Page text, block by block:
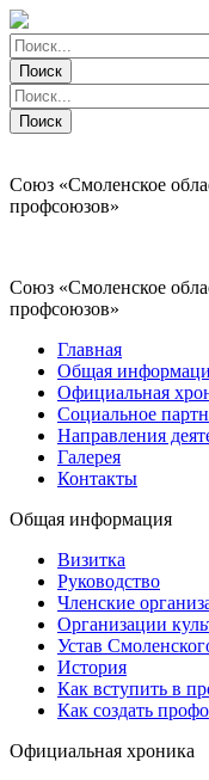
Поиск
Поиск
Поиск
Поиск
Союз «Смоленское
профсоюзов»
Союз «Смоленское
профсоюзов»
Главная
Общая
Официальная
Социальное
Направления
Галерея
Контакты
Общая информация
Визитка
Руководство
Членские
Организации
Устав
История
Как вступить в
Как создать
Официальная хроника